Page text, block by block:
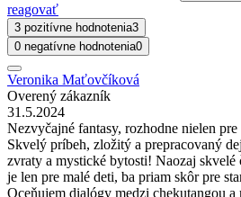
reagovať
3 pozitívne hodnotenia3
0 negatívne hodnotenia0
Veronika Maťovčíková
Overený zákazník
31.5.2024
Nezvyčajné fantasy, rozhodne nielen pre
Skvelý príbeh, zložitý a prepracovaný
zvraty a mystické bytosti! Naozaj skvelé
je len pre malé deti, ba priam skôr pre
Oceňujem dialógy medzi chekutangou